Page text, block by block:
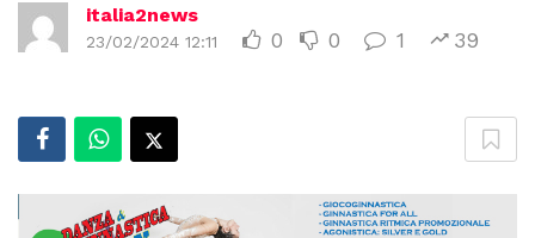
italia2news
23/02/2024 12:11 0 0 1 39